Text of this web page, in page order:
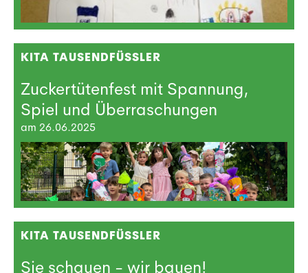
KITA TAUSENDFÜSSLER
Zuckertütenfest mit Spannung,
Spiel und Überraschungen
am 26.06.2025
KITA TAUSENDFÜSSLER
Sie schauen - wir bauen!